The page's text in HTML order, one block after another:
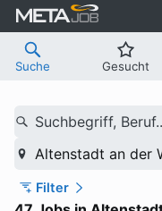
Suche Gesucht
Suchbegriff,
Altenstadt an der
Filter